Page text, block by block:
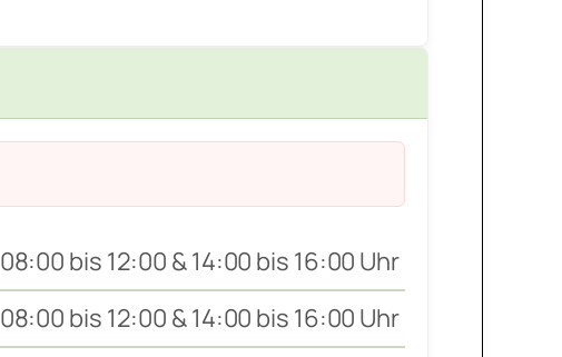
08:00 bis 12:00 & 14:00 bis 16:00 Uhr
08:00 bis 12:00 & 14:00 bis 16:00 Uhr